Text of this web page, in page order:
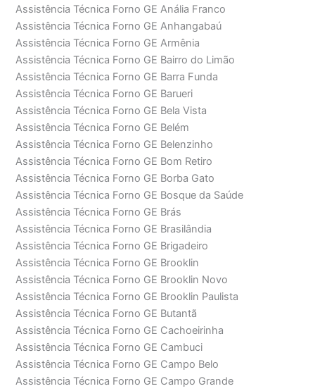
Assistência Técnica Forno GE Anália Franco
Assistência Técnica Forno GE Anhangabaú
Assistência Técnica Forno GE Armênia
Assistência Técnica Forno GE Bairro do Limão
Assistência Técnica Forno GE Barra Funda
Assistência Técnica Forno GE Barueri
Assistência Técnica Forno GE Bela Vista
Assistência Técnica Forno GE Belém
Assistência Técnica Forno GE Belenzinho
Assistência Técnica Forno GE Bom Retiro
Assistência Técnica Forno GE Borba Gato
Assistência Técnica Forno GE Bosque da Saúde
Assistência Técnica Forno GE Brás
Assistência Técnica Forno GE Brasilândia
Assistência Técnica Forno GE Brigadeiro
Assistência Técnica Forno GE Brooklin
Assistência Técnica Forno GE Brooklin Novo
Assistência Técnica Forno GE Brooklin Paulista
Assistência Técnica Forno GE Butantã
Assistência Técnica Forno GE Cachoeirinha
Assistência Técnica Forno GE Cambuci
Assistência Técnica Forno GE Campo Belo
Assistência Técnica Forno GE Campo Grande